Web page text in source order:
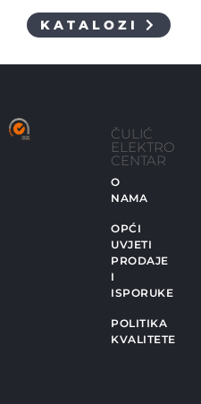
KATALOZI
ČULIĆ
ELEKTRO
CENTAR
O
NAMA
OPĆI
UVJETI
PRODAJE
I
ISPORUKE
POLITIKA
KVALITETE